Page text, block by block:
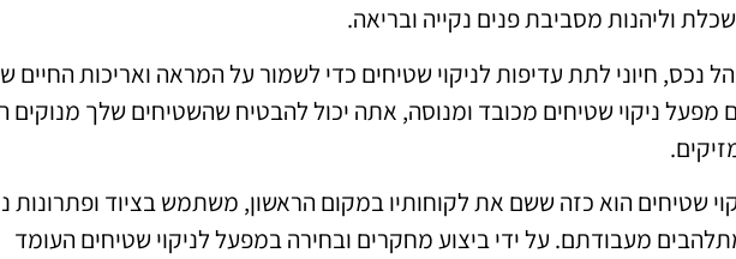
וליהנות מסביבת פנים נקייה ובריאה.
חיוני לתת עדיפות לניקוי שטיחים כדי לשמור על המראה ואריכות החיים
מפעל ניקוי שטיחים מכובד ומנוסה, אתה יכול להבטיח שהשטיחים שלך מנוקים
שטיחים הוא כזה ששם את לקוחותיו במקום הראשון, משתמש בציוד ופתרונות
מעבודתם. על ידי ביצוע מחקרים ובחירה במפעל לניקוי שטיחים העומד